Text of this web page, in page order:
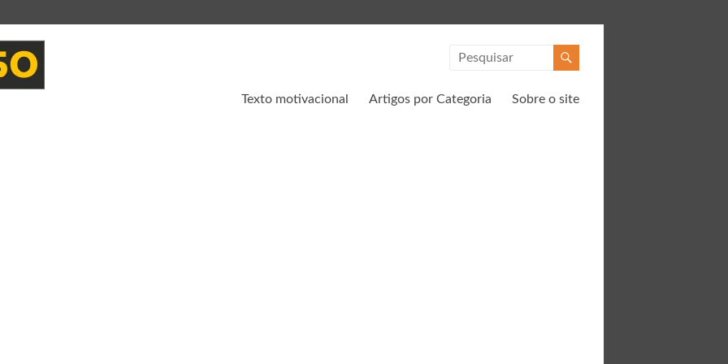
Texto motivacional Artigos por Categoria Sobre o site